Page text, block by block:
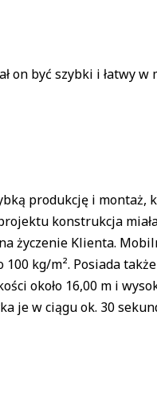
być szybki i łatwy w
produkcję i
konstrukcja
życzenie Klienta.
kg/m². Posiada
około 16,00 m i
je w ciągu ok. 30